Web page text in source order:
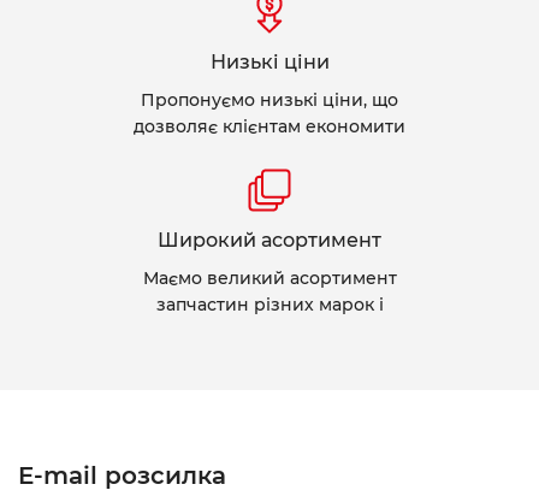
Низькі ціни
Пропонуємо низькі ціни, що
дозволяє клієнтам економити
Широкий асортимент
Маємо великий асортимент
запчастин різних марок і
E-mail розсилка